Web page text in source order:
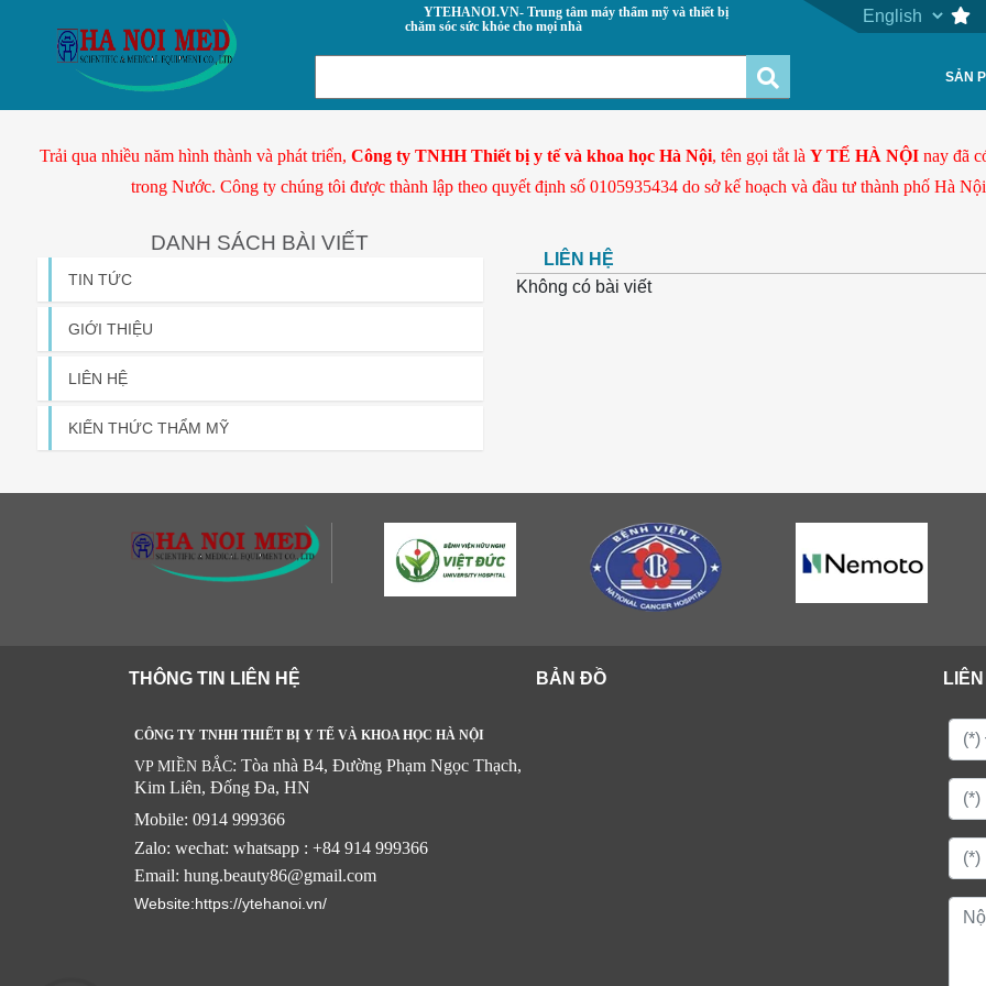
YTEHANOI.VN- Trung tâm máy thẩm mỹ và thiết bị
chăm sóc sức khỏe cho mọi nhà
SẢN
Trải qua nhiều năm hình thành và phát triển,Công ty TNHH Thiết bị y tế và khoa học Hà Nội, tên gọi tắt làY TẾ HÀ NỘI nay đã
trong Nước. Công ty chúng tôi được thành lập theo quyết định số 0105935434 do sở kế hoạch và đầu tư thành phố Hà
DANH SÁCH BÀI VIẾT
TIN TỨC
GIỚI THIỆU
LIÊN HỆ
KIẾN THỨC THẨM MỸ
LIÊN HỆ
Không có bài viết
THÔNG TIN LIÊN HỆ
CÔNG TY TNHH THIẾT BỊ Y TẾ VÀ KHOA HỌC HÀ NỘI
VP MIỀN BẮC: Tòa nhà B4, Đường Phạm Ngọc Thạch,
Kim Liên, Đống Đa, HN
Mobile: 0914 999366
Zalo: wechat: whatsapp : +84 914 999366
Email: hung.beauty86@gmail.com
Website:https://ytehanoi.vn/
BẢN ĐỒ